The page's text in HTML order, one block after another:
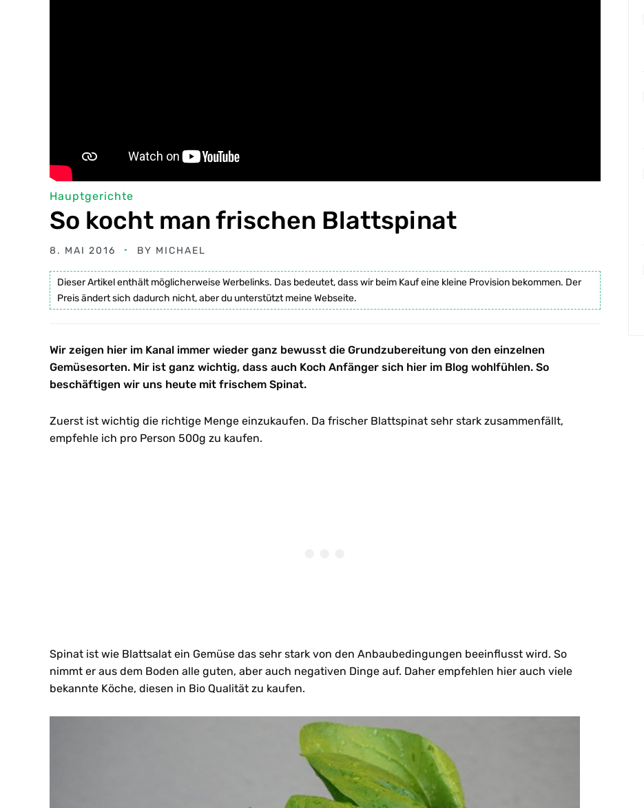
Hauptgerichte
So kocht man frischen Blattspinat
8. MAI 2016 BY MICHAEL
Dieser Artikel enthält möglicherweise Werbelinks. Das bedeutet, dass wir beim Kauf eine kleine Provision bekommen. Der
Preis ändert sich dadurch nicht, aber du unterstützt meine Webseite.
Wir zeigen hier im Kanal immer wieder ganz bewusst die Grundzubereitung von den einzelnen
Gemüsesorten. Mir ist ganz wichtig, dass auch Koch Anfänger sich hier im Blog wohlfühlen. So
beschäftigen wir uns heute mit frischem Spinat.
Zuerst ist wichtig die richtige Menge einzukaufen. Da frischer Blattspinat sehr stark zusammenfällt,
empfehle ich pro Person 500g zu kaufen.
Spinat ist wie Blattsalat ein Gemüse das sehr stark von den Anbaubedingungen beeinflusst wird. So
nimmt er aus dem Boden alle guten, aber auch negativen Dinge auf. Daher empfehlen hier auch viele
bekannte Köche, diesen in Bio Qualität zu kaufen.